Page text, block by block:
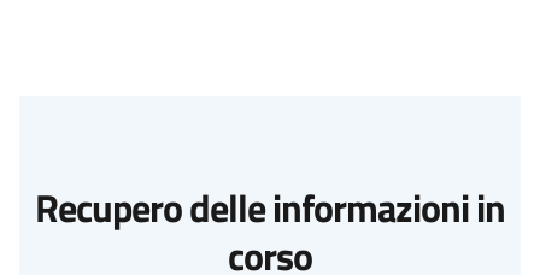
Recupero delle informazioni in
corso